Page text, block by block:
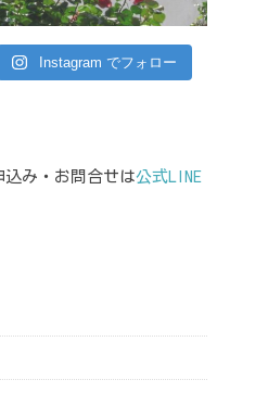
Instagram でフォロー
み・お問合せは公式LINE